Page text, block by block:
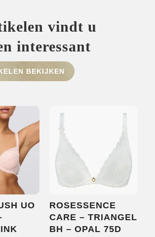
OVER ONS
MERKEN
NIEUWS
CONTACT
vindt u
interessant
BEKIJKEN
UO
ROSESSENCE
CARE – TRIANGEL
BH – OPAL 75D